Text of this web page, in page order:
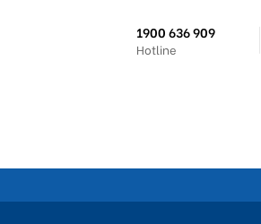
1900 636 909
Hotline